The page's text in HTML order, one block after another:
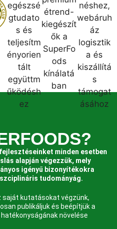
minden esetben
alapján végezzük, mely
igényű bizonyítékokra
tudományág.
kutatásokat végzünk,
publikáljuk és beépítjük a
növelése